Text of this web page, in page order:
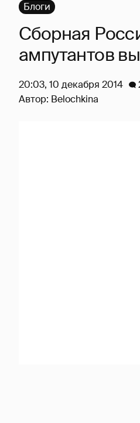
Блоги
Сборная
ампутантов
20:03, 10 декабря 2014
Автор: Belochkina